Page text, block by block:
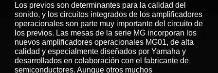
Los previos son determinantes para la calidad del
sonido, y los circuitos integrados de los amplificadores
operacionales son parte muy importante del circuito de
los previos. Las mesas de la serie MG incorporan los
nuevos amplificadores operacionales MG01, de alta
calidad y especialmente diseñados por Yamaha y
desarrollados en colaboración con el fabricante de
semiconductores. Aunque otros muchos